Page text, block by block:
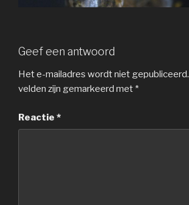
Geef een antwoord
Het e-mailadres wordt niet gepubliceerd.
velden zijn gemarkeerd met *
Reactie *